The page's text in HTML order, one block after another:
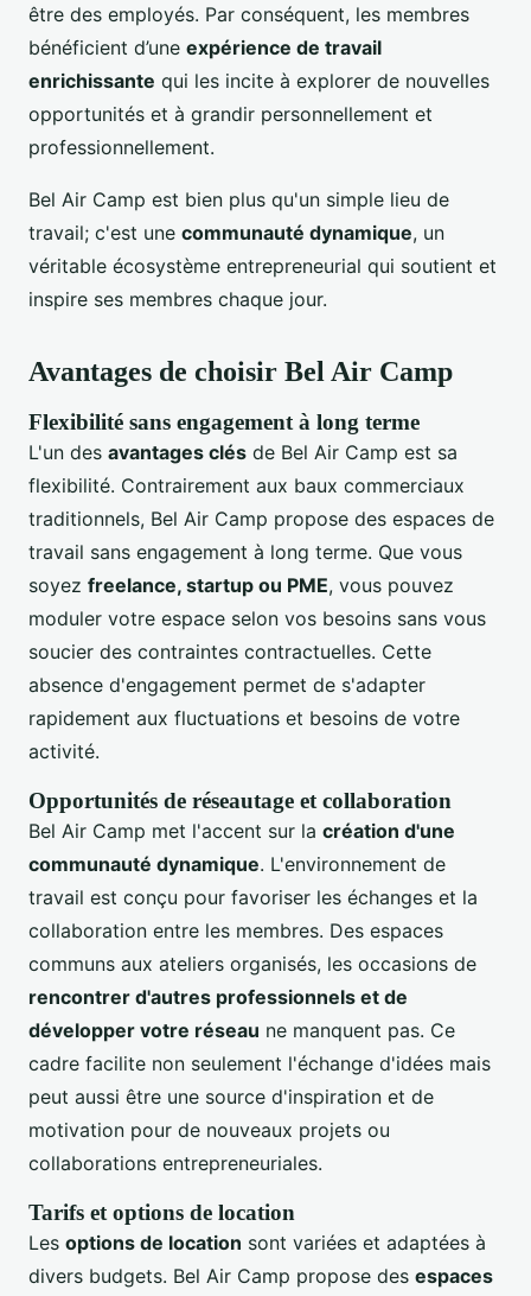
être des employés. Par conséquent, les membres
bénéficient d’une expérience de travail
enrichissante qui les incite à explorer de nouvelles
opportunités et à grandir personnellement et
professionnellement.
Bel Air Camp est bien plus qu'un simple lieu de
travail; c'est une communauté dynamique, un
véritable écosystème entrepreneurial qui soutient et
inspire ses membres chaque jour.
Avantages de choisir Bel Air Camp
Flexibilité sans engagement à long terme
L'un des avantages clés de Bel Air Camp est sa
flexibilité. Contrairement aux baux commerciaux
traditionnels, Bel Air Camp propose des espaces de
travail sans engagement à long terme. Que vous
soyez freelance, startup ou PME, vous pouvez
moduler votre espace selon vos besoins sans vous
soucier des contraintes contractuelles. Cette
absence d'engagement permet de s'adapter
rapidement aux fluctuations et besoins de votre
activité.
Opportunités de réseautage et collaboration
Bel Air Camp met l'accent sur la création d'une
communauté dynamique. L'environnement de
travail est conçu pour favoriser les échanges et la
collaboration entre les membres. Des espaces
communs aux ateliers organisés, les occasions de
rencontrer d'autres professionnels et de
développer votre réseau ne manquent pas. Ce
cadre facilite non seulement l'échange d'idées mais
peut aussi être une source d'inspiration et de
motivation pour de nouveaux projets ou
collaborations entrepreneuriales.
Tarifs et options de location
Les options de location sont variées et adaptées à
divers budgets. Bel Air Camp propose des espaces